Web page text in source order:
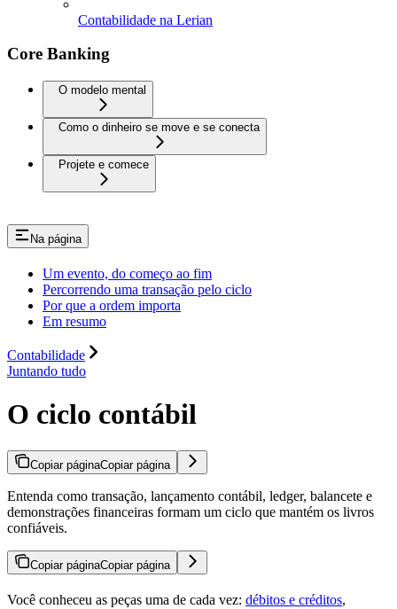
Contabilidade na Lerian
Core Banking
O modelo mental
Como o dinheiro se move e se conecta
Projete e comece
Na página
Um evento, do começo ao fim
Percorrendo uma transação pelo ciclo
Por que a ordem importa
Em resumo
Contabilidade
Juntando tudo
O ciclo contábil
Copiar páginaCopiar página
Entenda como transação, lançamento contábil, ledger, balancete e
demonstrações financeiras formam um ciclo que mantém os livros
confiáveis.
Copiar páginaCopiar página
Você conheceu as peças uma de cada vez: débitos e créditos,